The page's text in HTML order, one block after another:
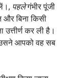
पहलेगंभीर पूंजी
और बिना किसी
कर ली है।
उसने आपको वह सब